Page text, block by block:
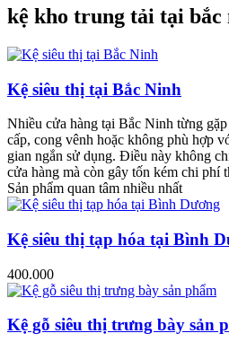
kệ kho trung tải tại bắc
Kệ siêu thị tại Bắc Ninh
Nhiều cửa hàng tại Bắc Ninh từng
cấp, cong vênh hoặc không phù hợp
gian ngắn sử dụng. Điều này không
cửa hàng mà còn gây tốn kém chi
Sản phẩm quan tâm nhiều nhất
Kệ siêu thị tạp hóa tại Bình
400.000
Kệ gỗ siêu thị trưng bày sản